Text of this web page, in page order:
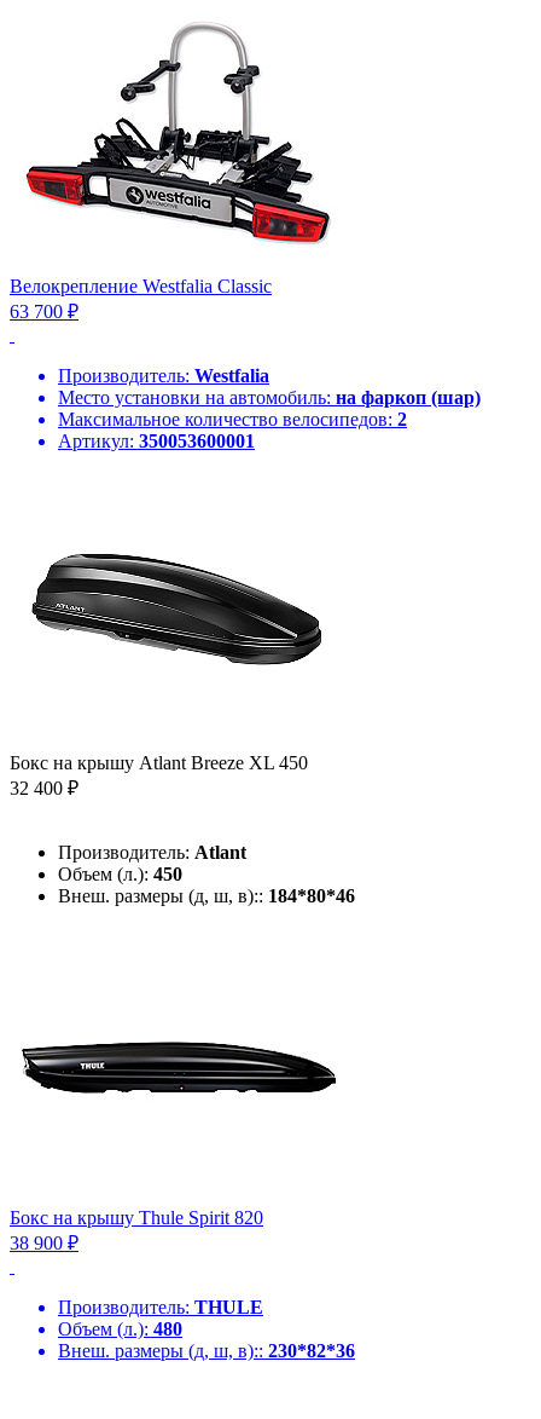
Велокрепление Westfalia Classic
63 700 ₽
Производитель: Westfalia
Место установки на автомобиль: на фаркоп (шар)
Максимальное количество велосипедов: 2
Артикул: 350053600001
Бокс на крышу Atlant Breeze XL 450
32 400 ₽
Производитель: Atlant
Объем (л.): 450
Внеш. размеры (д, ш, в):: 184*80*46
Бокс на крышу Thule Spirit 820
38 900 ₽
Производитель: THULE
Объем (л.): 480
Внеш. размеры (д, ш, в):: 230*82*36